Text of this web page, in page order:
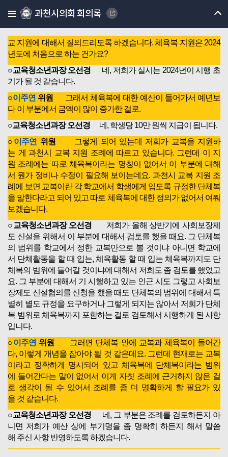
과천시의회 회의록
이주연 위원
저는 303쪽, 학교 교복 및 체육복 지원(중, 고)
교 지원에 대해서 질의드리도록 하겠습니다. 체육복 지원은 2024
년도에 처음으로 하는 건가요?
○교육청소년과장 오선경 네, 저희가 실시는 2024년이 시행 초
기가 될 것 같습니다.
○이주연 위원
그래서 체육복에 대한 예산이 들어가서 예년보
다 이 부분에서 금액이 많이 증가한 걸로.
○교육청소년과장 오선경 네, 학생당 10만 원씩 지급이 됩니다.
○ 이주연 위원 그렇게 되어 있는데 저희가 교복을 지원하
는 게 과천시 교복 지원 조례에 따르고 있습니다. 그런데 이 지
원 조례에는 따로 체육복이라는 명칭이 없어서 이 부분에 대해
서 뭔가 정비나 수정이 필요해 보이는데요. 과천시 교복 지원 조
례에 보면 교복이란 각 학교에서 학생에게 입도록 규정한 단체복
을 말한다라고 되어 있고 따로 체육복에 대한 정의가 없어서 여쭤
보겠습니다.
○교육청소년과장 오선경 저희가 올해 상반기에 사회보장제
도 신설을 위해서 이 부분에 대해서 검토를 했을 때요. 그 단체복
의 범위를 학교에서 정한 교복만으로 볼 것이냐 아니면 학교에
서 단체활동을 할 때 입는, 체육활동 할 때 입는 체육복까지도 단
체복의 범위에 들어갈 것이냐에 대해서 저희도 좀 검토를 했었고
요. 그 부분에 대해서 기 시행하고 있는 인근 시도 그렇고 사회보
장제도 신설협의를 신청을 했을 때도 단체복의 범위에 대해서 특
별히 별도 규정을 요구하거나 그렇게 되지는 않아서 저희가 단체
복 범위로 체육복까지 포함하는 걸로 검토해서 시행하게 된 사항
입니다.
○이주연 위원
그러면 단체복 안에 교복과 체육복이 들어간
다, 이렇게 개념을 잡아야 될 것 같은데요. 그런데 현재로는 교복
이라고 정확하게 명시되어 있고 체육복에 단체복이라는 범위
에 들어간다는 말이 없어서 이게 자칫 조례에 근거하지 않은 걸
로 생각이 될 수 있어서 조례를 좀 더 명확하게 할 필요가 있
을 것 같습니다.
○교육청소년과장 오선경네, 그 부분은 조례를 검토하든지 아
니면 저희가 예산 상에 부기명을 좀 명확히 하든지 해서 말씀
해 주신 사항 반영하도록 하겠습니다.